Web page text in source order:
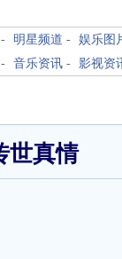
- 明星频道 - 娱乐图
- 音乐资讯 - 影视资
世真情